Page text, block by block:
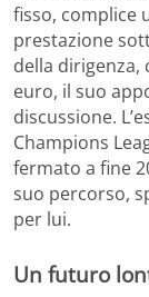
fisso, complice
prestazione
della dirigenza,
euro, il suo
discussione.
Champions
fermato a fine
suo percorso,
per lui.
Un futuro